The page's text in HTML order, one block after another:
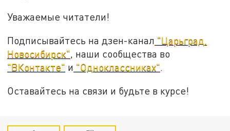
Уважаемые читатели!
Подписывайтесь на дзен-канал "Царьград.
Новосибирск", наши сообщества во
"ВКонтакте" и "Одноклассниках".
Оставайтесь на связи и будьте в курсе!